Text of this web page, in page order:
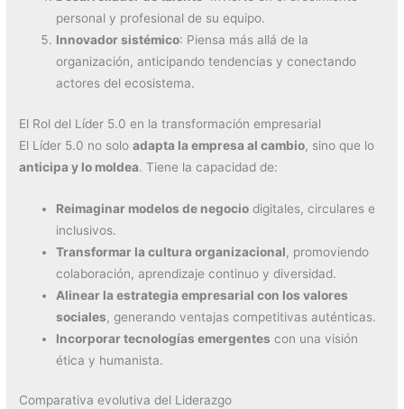
personal y profesional de su equipo.
Innovador sistémico: Piensa más allá de la
organización, anticipando tendencias y conectando
actores del ecosistema.
El Rol del Líder 5.0 en la transformación empresarial
El Líder 5.0 no soloadapta la empresa al cambio, sino que lo
anticipa y lo moldea. Tiene la capacidad de:
Reimaginar modelos de negocio digitales, circulares e
inclusivos.
Transformar la cultura organizacional, promoviendo
colaboración, aprendizaje continuo y diversidad.
Alinear la estrategia empresarial con los valores
sociales, generando ventajas competitivas auténticas.
Incorporar tecnologías emergentes con una visión
ética y humanista.
Comparativa evolutiva del Liderazgo